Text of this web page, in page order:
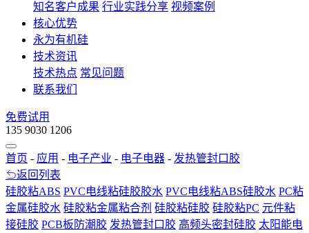
知名客户成果 行业实践分享 视频案例
核心优势
永为有机硅
技术资讯
技术热点 常见问题
联系我们
免费试用
135 9030 1206
首页 - 应用 - 电子产业 - 电子电器 - 发热管封口胶
返回列表
硅胶粘ABS PVC电线粘硅胶胶水 PVC电线粘ABS硅胶水 PC粘
金属硅胶水 硅胶粘金属粘合剂 硅胶粘硅胶 硅胶粘PC 元件粘
接硅胶 PCB板防潮胶 发热管封口胶 高频头密封硅胶 太阳能电